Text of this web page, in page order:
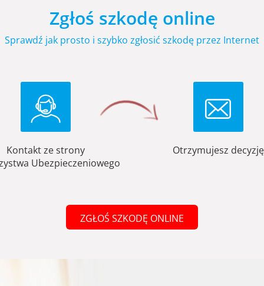
Zgłoś szkodę online
Sprawdź jak prosto i szybko zgłosić szkodę przez Internet
Kontakt ze strony
Ubezpieczeniowego
Otrzymujesz decyzję
ZGŁOŚ SZKODĘ ONLINE